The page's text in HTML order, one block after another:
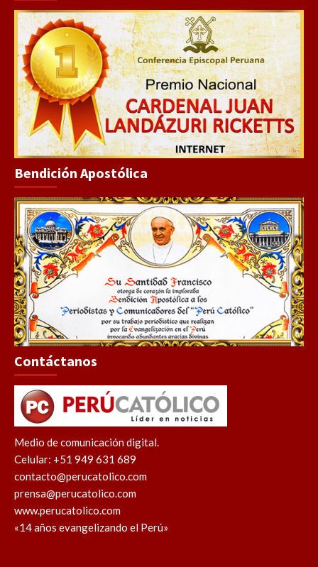
Bendición Apostólica
Contáctanos
Medio de comunicación digital.
Celular: +51 949 631 689
contacto@perucatolico.com
prensa@perucatolico.com
www.perucatolico.com
«14 años evangelizando el Perú»